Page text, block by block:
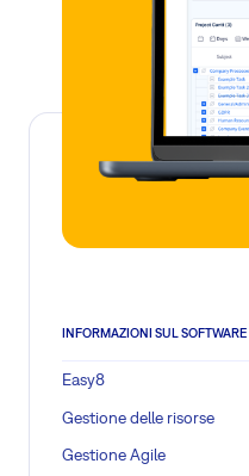
INFORMAZIONI SUL SOFTWARE
Easy8
Gestione delle risorse
Gestione Agile